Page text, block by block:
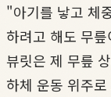
"아기를 낳고 체
하려고 해도 무
뷰릿은 제 무릎
하체 운동 위주